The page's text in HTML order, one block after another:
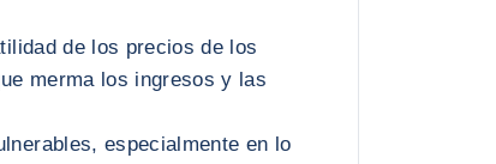
de los precios de los
merma los ingresos y las
especialmente en lo